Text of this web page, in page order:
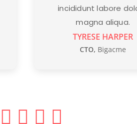
incididunt labore
magna aliqua.
TYRESE HARPER
CTO, Bigacme